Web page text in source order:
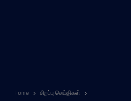
Home சிறப்பு செய்திகள்